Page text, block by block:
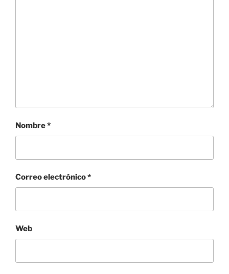
Nombre*
Correo electrónico*
Web